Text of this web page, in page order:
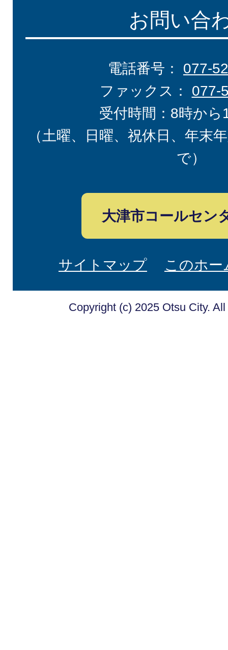
お問い合
電話番号： 077-
ファックス： 077-
受付時間：8時から
（土曜、日曜、祝休日、年末
で）
大津市コールセン
サイトマップ このホ
Copyright (c) 2025 Otsu City.